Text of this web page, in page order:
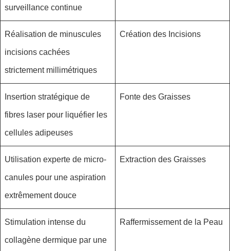
surveillance continue
Création des Incisions
Réalisation de minuscules
incisions cachées
strictement millimétriques
Fonte des Graisses
Insertion stratégique de
fibres laser pour liquéfier les
cellules adipeuses
Extraction des Graisses
Utilisation experte de micro-
canules pour une aspiration
extrêmement douce
Raffermissement de la Peau
Stimulation intense du
collagène dermique par une